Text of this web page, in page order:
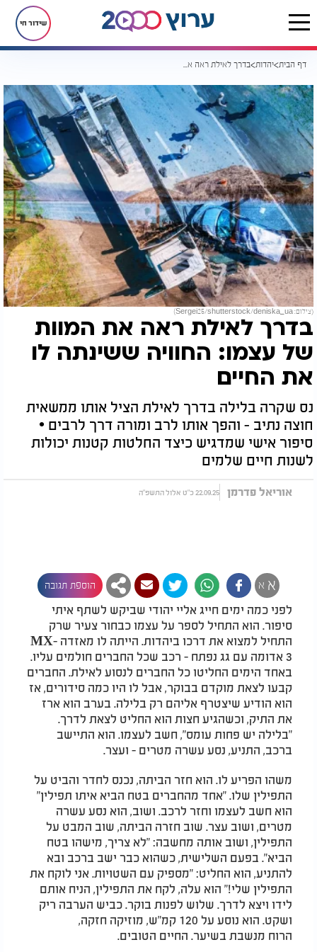
שידור חי
דף הבית יהדות בדרך לאילת ראה את המוות של עצמו: החוויה ששינתה לו את החיים
(צילום: Sergei25/shutterstock/deniska_ua)
בדרך לאילת ראה את המוות
של עצמו: החוויה ששינתה לו
את החיים
נס שקרה בלילה בדרך לאילת הציל אותו ממשאית
חוצה נתיב - והפך אותו לרב ומורה דרך לרבים •
סיפור אישי שמדגיש כיצד החלטות קטנות יכולות
לשנות חיים שלמים
אוריאל פדרמן 22.09.25 כ"ט אלול התשפ"ה
א א הוספת תגובה
לפני כמה ימים חייג אליי יהודי שביקש לשתף איתי
סיפור. הוא התחיל לספר על עצמו כבחור צעיר שרק
התחיל למצוא את דרכו ביהדות. הייתה לו מאזדה MX-
3 אדומה עם גג נפתח - רכב שכל החברים חולמים עליו.
באחד הימים החליטו כל החברים לנסוע לאילת. החברים
קבעו לצאת מוקדם בבוקר, אבל לו היו כמה סידורים, אז
הוא הודיע שיצטרף אליהם רק בלילה. בערב הוא ארז
את התיק, וכשהגיע חצות הוא החליט לצאת לדרך.
"בלילה יש פחות עומס", חשב לעצמו. הוא התיישב
ברכב, התניע, נסע עשרה מטרים - ועצר.
משהו הפריע לו. הוא חזר הביתה, נכנס לחדר והביט על
התפילין שלו. "אחד מהחברים בטח הביא איתו תפילין"
הוא חשב לעצמו וחזר לרכב. ושוב, הוא נסע עשרה
מטרים, ושוב עצר. שוב חזרה הביתה, שוב המבט על
התפילין, ושוב אותה מחשבה: "לא צריך, מישהו בטח
הביא". בפעם השלישית, כשהוא כבר ישב ברכב ובא
להתניע, הוא החליט: "מספיק עם השטויות. אני לוקח את
התפילין שלי!" הוא עלה, לקח את התפילין, הניח אותם
לידו ויצא לדרך. שלוש לפנות בוקר. כביש הערבה ריק
ושקט. הוא נוסע על 120 קמ"ש, מוזיקה חזקה,
הרוח מנשבת בשיער. החיים הטובים.